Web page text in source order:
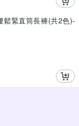
鬆緊直筒長褲(共2色)-